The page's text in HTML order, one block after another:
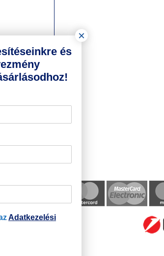
és
Adatkezelési